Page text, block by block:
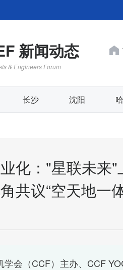
新闻动态
& Engineers Forum
长沙 沈阳
化："星联未来
议“空天地一
会（CCF）主办、CCF